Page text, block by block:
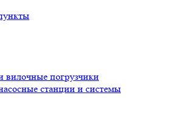
вилочные погрузчики
станции и системы